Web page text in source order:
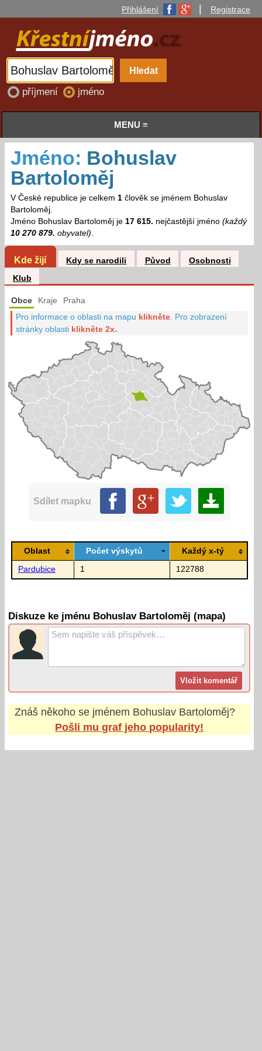
Přihlášení Registrace
příjmení jméno
MENU ≡
Jméno: Bohuslav
Bartoloměj
V České republice je celkem 1člověk se jménem Bohuslav
Bartoloměj.
Jméno Bohuslav Bartoloměj je 17 615. nejčastější jméno (každý
10 270 879. obyvatel).
Kde žijí Kdy se narodili Původ
Osobnosti
Klub
Obce Kraje Praha
Pro informace o oblasti na mapu klikněte Pro zobrazení
stránky oblasti klikněte 2x.
Sdílet mapku
Oblast Počet výskytů Každý x-tý
Pardubice 1 122788
Diskuze ke jménu Bohuslav Bartoloměj (mapa)
Znáš někoho se jménem Bohuslav Bartoloměj?
Pošli mu graf jeho popularity!